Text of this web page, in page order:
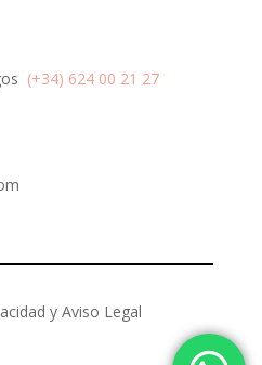
(+34) 624 00 21 27
y Aviso Legal